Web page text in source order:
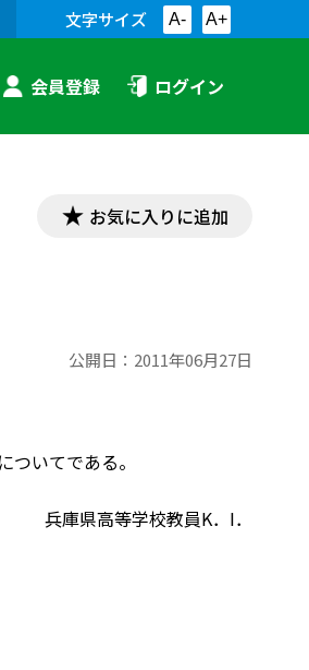
文字サイズ A- A+
会員登録 ログイン
お気に入りに追加
公開日： 2011年06月27日
いてである。
兵庫県高等学校教員K．I．